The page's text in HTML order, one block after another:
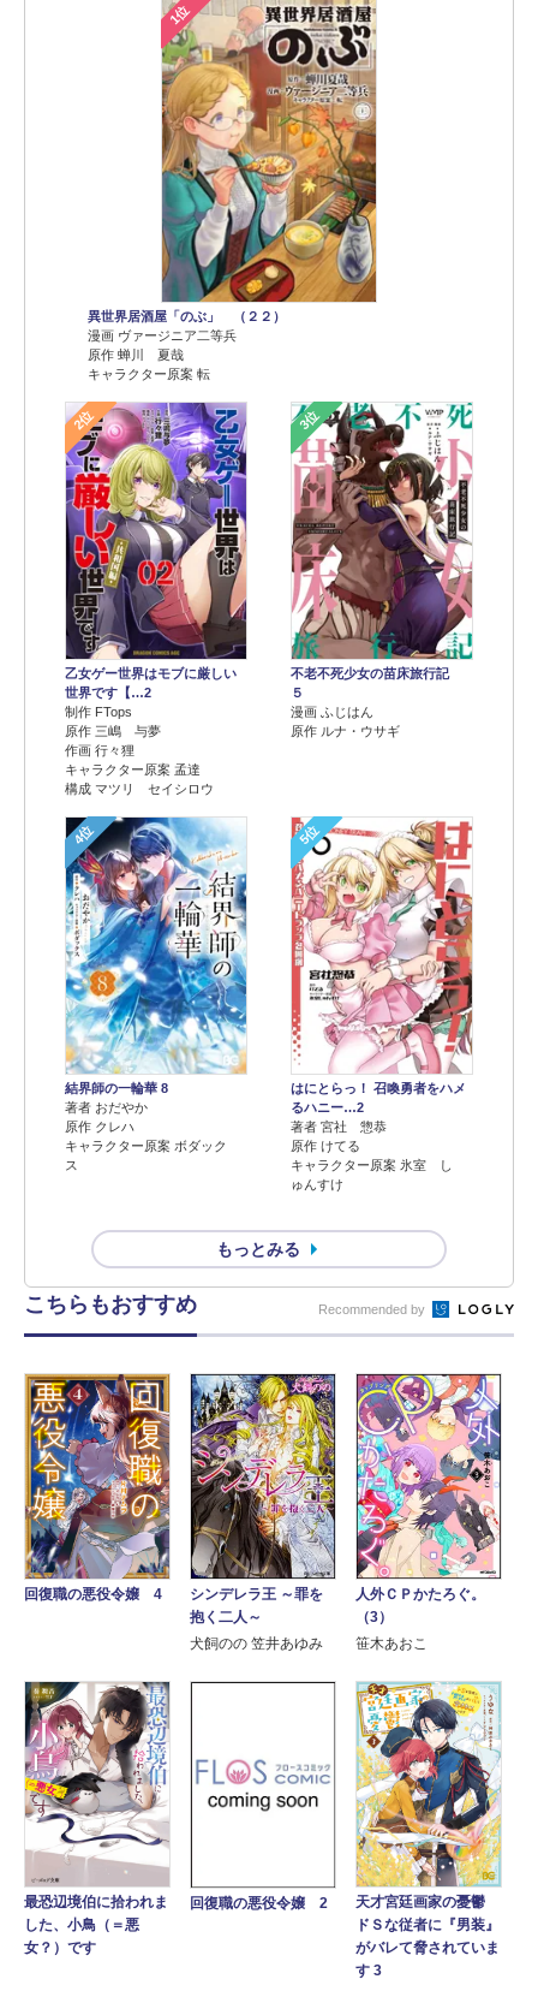
1位
異世界居酒屋「のぶ」 （２２）
漫画 ヴァージニア二等兵
原作 蝉川 夏哉
キャラクター原案 転
2位
乙女ゲー世界はモブに厳しい
世界です【…2
制作 FTops
原作 三嶋 与夢
作画 行々狸
キャラクター原案 孟達
構成 マツリ セイシロウ
3位
不老不死少女の苗床旅行記
５
漫画 ふじはん
原作 ルナ・ウサギ
4位
結界師の一輪華 8
著者 おだやか
原作 クレハ
キャラクター原案 ボダック
ス
5位
はにとらっ！ 召喚勇者をハメ
るハニー…2
著者 宮社 惣恭
原作 けてる
キャラクター原案 氷室 し
ゅんすけ
もっとみる
こちらもおすすめ Recommended by
回復職の悪役令嬢 4
シンデレラ王 ～罪を
抱く二人～
犬飼のの 笠井あゆみ
人外ＣＰかたろぐ。
（3）
笹木あおこ
最恐辺境伯に拾われま
した、小鳥（＝悪
女？）です
回復職の悪役令嬢 2
天才宮廷画家の憂鬱
ドＳな従者に『男装』
がバレて脅されていま
す 3